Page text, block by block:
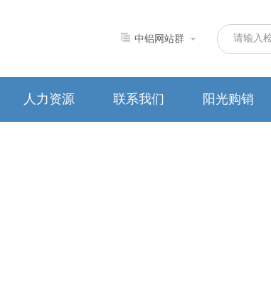
中铝网站群
人力资源 联系我们 阳光购销